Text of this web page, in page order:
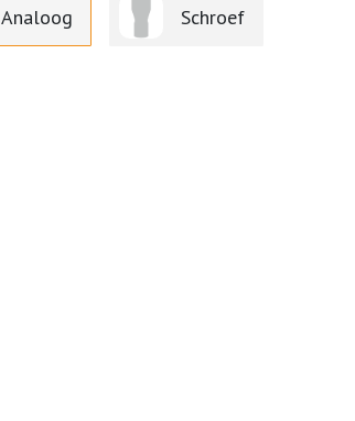
Analoog Schroef